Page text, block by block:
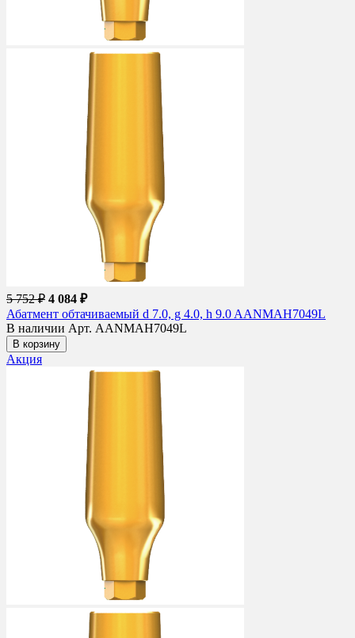
5 752 ₽ 4 084 ₽
Абатмент обтачиваемый d 7.0, g 4.0, h 9.0 AANMAH7049L
В наличии Арт. AANMAH7049L
В корзину
Акция